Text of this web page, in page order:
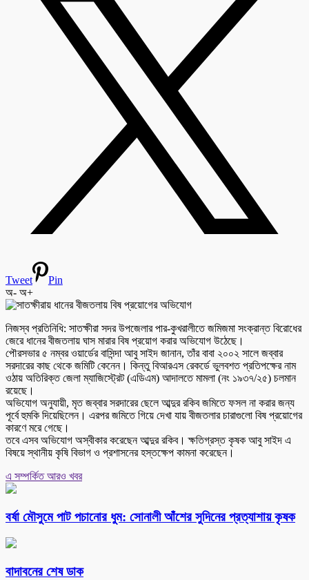
Tweet
Pin
অ- অ+
নিজস্ব প্রতিনিধি: সাতক্ষীরা সদর উপজেলার পার-কুখরালীতে জমিজমা সংক্রান্ত বিরোধের
জেরে ধানের বীজতলায় ঘাস মারার বিষ প্রয়োগ করার অভিযোগ উঠেছে।
পৌরসভার ৫ নম্বর ওয়ার্ডের বাসিন্দা আবু সাইদ জানান, তাঁর বাবা ২০০২ সালে জব্বার
সরদারের কাছ থেকে জমিটি কেনেন। কিন্তু বিআরএস রেকর্ডে ভুলবশত প্রতিপক্ষের নাম
ওঠায় অতিরিক্ত জেলা ম্যাজিস্ট্রেট (এডিএম) আদালতে মামলা (নং ১৯৩৭/২৫) চলমান
রয়েছে।
অভিযোগ অনুযায়ী, মৃত জব্বার সরদারের ছেলে আব্দুর রকিব জমিতে ফসল না করার জন্য
পূর্বে হুমকি দিয়েছিলেন। এরপর জমিতে গিয়ে দেখা যায় বীজতলার চারাগুলো বিষ প্রয়োগের
কারণে মরে গেছে।
তবে এসব অভিযোগ অস্বীকার করেছেন আব্দুর রকিব। ক্ষতিগ্রস্ত কৃষক আবু সাইদ এ
বিষয়ে স্থানীয় কৃষি বিভাগ ও প্রশাসনের হস্তক্ষেপ কামনা করেছেন।
এ সম্পর্কিত আরও খবর
বর্ষা মৌসুমে পাট পচানোর ধুম: সোনালী আঁশের সুদিনের প্রত্যাশায় কৃষক
বাদাবনের শেষ ডাক